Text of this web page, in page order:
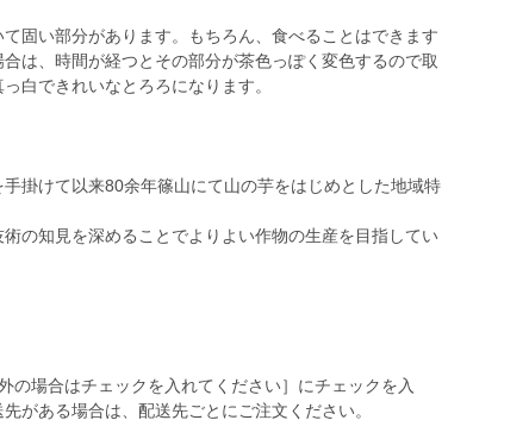
固い部分があります。もちろん、食べることはできます
は、時間が経つとその部分が茶色っぽく変色するので取
白できれいなとろろになります。
掛けて以来80余年篠山にて山の芋をはじめとした地域特
の知見を深めることでよりよい作物の生産を目指してい
の場合はチェックを入れてください］にチェックを入
がある場合は、配送先ごとにご注文ください。